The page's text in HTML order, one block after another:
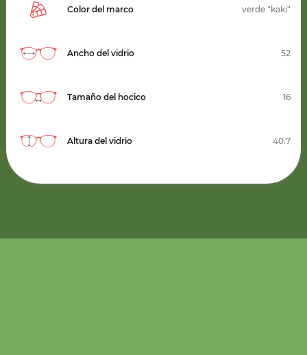
Color del marco verde "kaki"
Ancho del vidrio 52
Tamaño del hocico 16
Altura del vidrio 40.7